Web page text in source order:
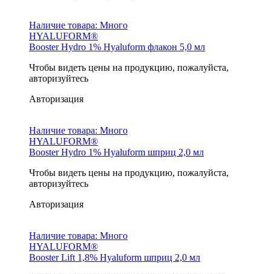
Наличие товара: Много
HYALUFORM®
Booster Hydro 1% Hyaluform флакон 5,0 мл
Чтобы видеть цены на продукцию, пожалуйста,
авторизуйтесь
Авторизация
Наличие товара: Много
HYALUFORM®
Booster Hydro 1% Hyaluform шприц 2,0 мл
Чтобы видеть цены на продукцию, пожалуйста,
авторизуйтесь
Авторизация
Наличие товара: Много
HYALUFORM®
Booster Lift 1,8% Hyaluform шприц 2,0 мл